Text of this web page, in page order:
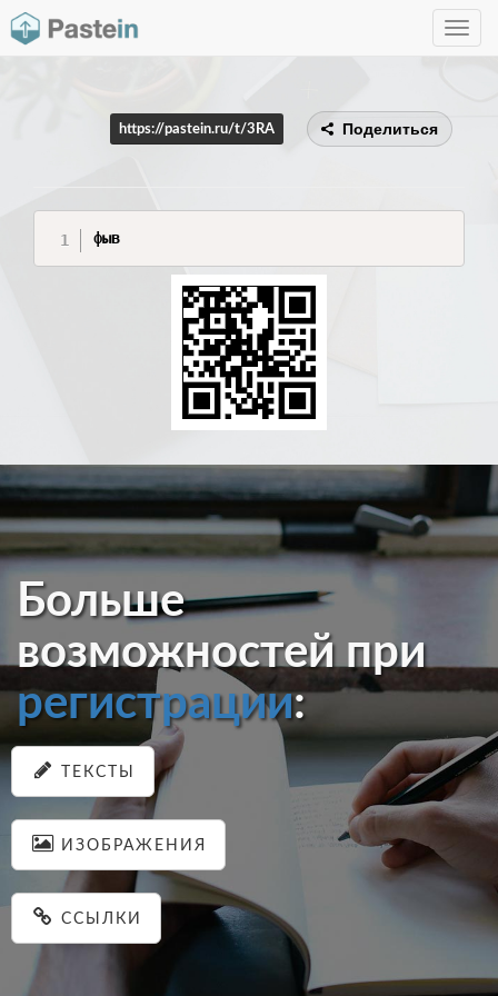
Toggle
https://pastein.ru/t/3RA Поделиться
фыв
Больше
возможностей при
регистрации:
ТЕКСТЫ
ИЗОБРАЖЕНИЯ
ССЫЛКИ